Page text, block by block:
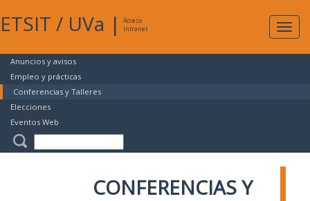
ETSIT / UVa |
Acceso
Intranet
Anuncios y avisos
Empleo y prácticas
Conferencias y Talleres
Elecciones
Eventos Web
CONFERENCIAS Y